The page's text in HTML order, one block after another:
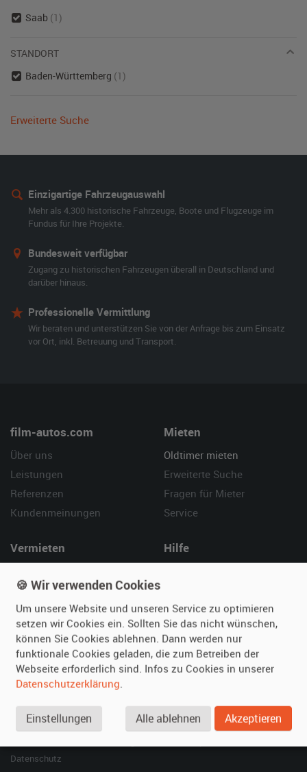
Saab (1)
STANDORT
Baden-Württemberg (1)
Erweiterte Suche
Einzigartige Fahrzeugauswahl
Mehr als 4.300 historische Fahrzeuge, Boote und Flugzeuge im
Fundus für Ihre Projekte.
Bundesweit verfügbar
Zugang zu historischen Fahrzeugen überall in Deutschland und
darüber hinaus.
Professionelle Vermittlung
Wir beraten und unterstützen Sie von der Anfrage bis zum Einsatz
vor Ort, inkl. Betreuung und Transport.
film-autos.com
Über uns
Leistungen
Referenzen
Kundenmeinungen
Mieten
Oldtimer mieten
Erweiterte Suche
Fragen für Mieter
Service
Vermieten
Fotos senden
Fragen für Vermieter
Inserat verwalten
Hilfe
Kontakt
SPECIAL
Berühmte Filmautos –
Datenschutz
🍪 Wir verwenden Cookies
Um unsere Website und unseren Service zu optimieren
setzen wir Cookies ein. Sollten Sie das nicht wünschen,
können Sie Cookies ablehnen. Dann werden nur
funktionale Cookies geladen, die zum Betreiben der
Webseite erforderlich sind. Infos zu Cookies in unserer
Datenschutzerklärung.
Einstellungen Alle ablehnen Akzeptieren